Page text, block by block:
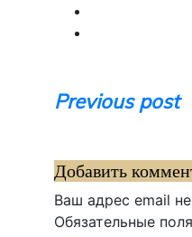
Навигация
записям
Previous post
Добавить
Ваш адрес email
Обязательные